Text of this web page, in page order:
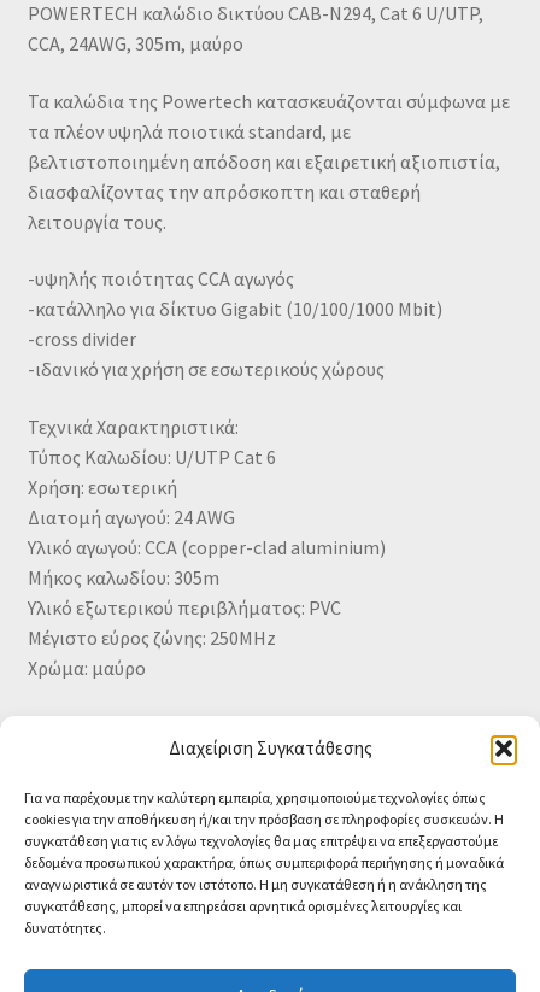
Διαχείριση Συγκατάθεσης
Για να παρέχουμε την καλύτερη εμπειρία, χρησιμοποιούμε τεχνολογίες όπως
cookies για την αποθήκευση ή/και την πρόσβαση σε πληροφορίες συσκευών. Η
συγκατάθεση για τις εν λόγω τεχνολογίες θα μας επιτρέψει να επεξεργαστούμε
δεδομένα προσωπικού χαρακτήρα, όπως συμπεριφορά περιήγησης ή μοναδικά
αναγνωριστικά σε αυτόν τον ιστότοπο. Η μη συγκατάθεση ή η ανάκληση της
συγκατάθεσης, μπορεί να επηρεάσει αρνητικά ορισμένες λειτουργίες και
δυνατότητες.
POWERTECH καλώδιο δικτύου CAB-N294, Cat 6 U/UTP,
CCA, 24AWG, 305m, μαύρο
Τα καλώδια της Powertech κατασκευάζονται σύμφωνα με
τα πλέον υψηλά ποιοτικά standard, με
βελτιστοποιημένη απόδοση και εξαιρετική αξιοπιστία,
διασφαλίζοντας την απρόσκοπτη και σταθερή
λειτουργία τους.
-υψηλής ποιότητας CCA αγωγός
-κατάλληλο για δίκτυο Gigabit (10/100/1000 Mbit)
-cross divider
-ιδανικό για χρήση σε εσωτερικούς χώρους
Τεχνικά Χαρακτηριστικά:
Τύπος Καλωδίου: U/UTP Cat 6
Χρήση: εσωτερική
Διατομή αγωγού: 24 AWG
Υλικό αγωγού: CCA (copper-clad aluminium)
Μήκος καλωδίου: 305m
Υλικό εξωτερικού περιβλήματος: PVC
Μέγιστο εύρος ζώνης: 250MHz
Χρώμα: μαύρο
https://www.data-media.gr/files/UTP-CE.pdf
© CA-MICROLAND 2026